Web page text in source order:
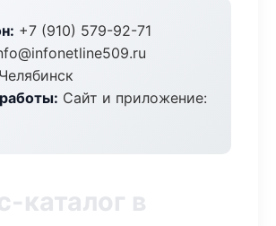
+7 (910) 579-92-71
Челябинск
Сайт и приложение:
каталог в